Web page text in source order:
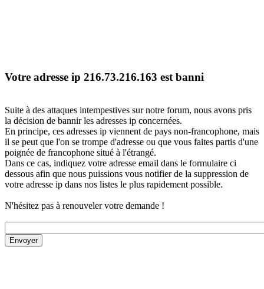
Votre adresse ip 216.73.216.163 est banni
Suite à des attaques intempestives sur notre forum, nous avons pris
la décision de bannir les adresses ip concernées.
En principe, ces adresses ip viennent de pays non-francophone, mais
il se peut que l'on se trompe d'adresse ou que vous faites partis d'une
poignée de francophone situé à l'étrangé.
Dans ce cas, indiquez votre adresse email dans le formulaire ci
dessous afin que nous puissions vous notifier de la suppression de
votre adresse ip dans nos listes le plus rapidement possible.
N'hésitez pas à renouveler votre demande !